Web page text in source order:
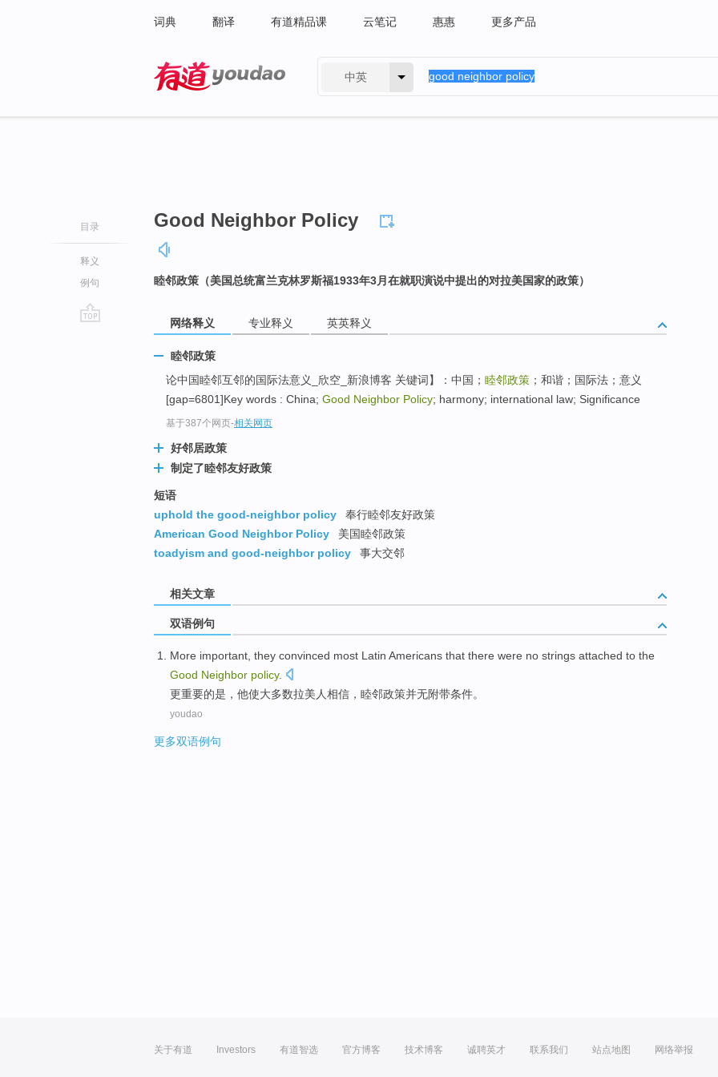
词典 翻译 有道精品课 云笔记 惠惠 更多产品
中英
目录
释义
例句
Good Neighbor Policy
睦邻政策（美国总统富兰克林罗斯福1933年3月在就职演说中提出的对拉美国家的政策）
网络释义 专业释义 英英释义
睦邻政策
论中国睦邻互邻的国际法意义_欣空_新浪博客 关键词】：中国； 睦邻政策 ；和谐；国际法；意义
[gap=6801]Key words : China; Good Neighbor Policy; harmony; international law; Significance
基于387个网页-相关网页
好邻居政策
制定了睦邻友好政策
短语
uphold the good-neighbor policy
奉行睦邻友好政策
American Good Neighbor Policy
美国睦邻政策
toadyism and good-neighbor policy
事大交邻
相关文章
双语例句
More important they convinced most Latin Americans that there were no strings attached to the
Good Neighbor policy.
更重要的是 ， 他使大多数拉美 人相信， 睦邻政策并无附带条件。
youdao
更多双语例句
关于有道 Investors 有道智选 官方博客 技术博客 诚聘英才 联系我们 站点地图 网络举报